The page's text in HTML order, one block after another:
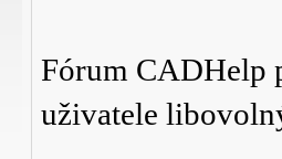
Fórum CADHelp
uživatele